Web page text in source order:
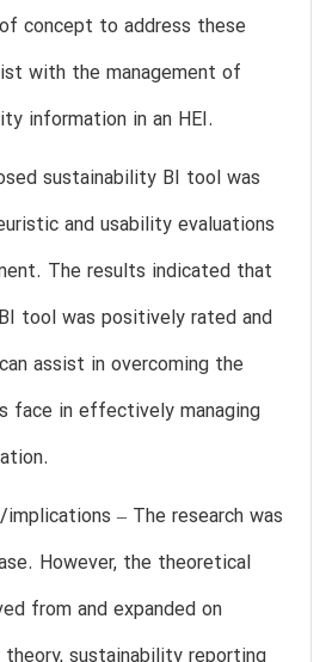
concept to address these
with the management of
information in an HEI.
sustainability BI tool was
and usability evaluations
The results indicated that
tool was positively rated and
assist in overcoming the
face in effectively managing
– The research was
However, the theoretical
from and expanded on